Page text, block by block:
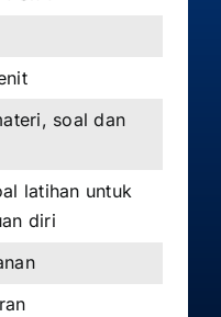
soal dan
latihan untuk
diri